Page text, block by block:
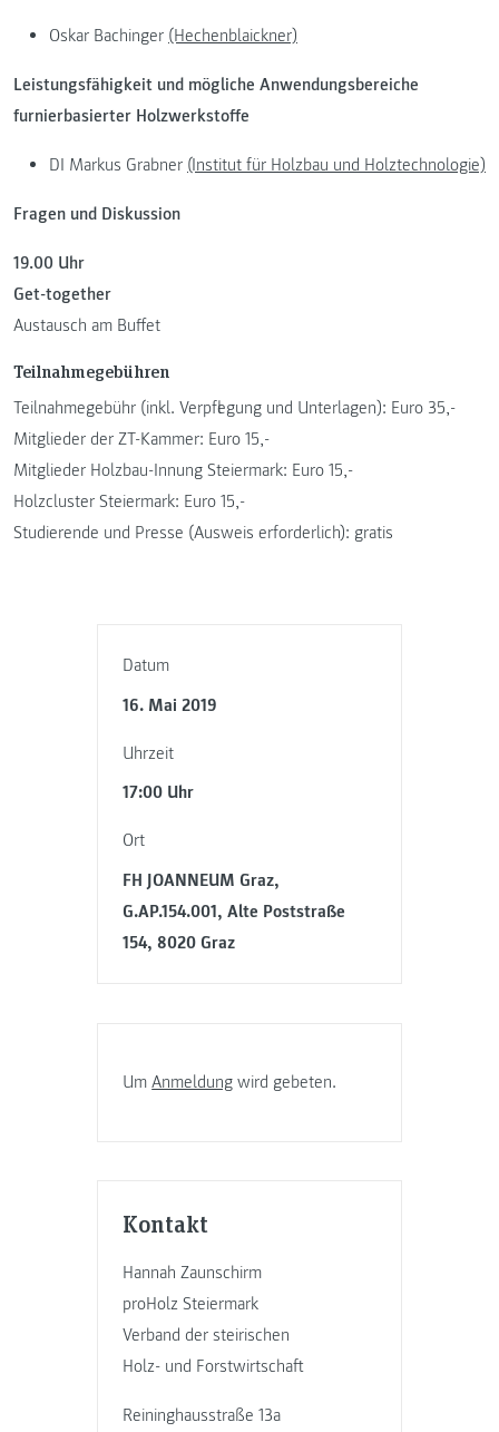
Datum
16. Mai 2019
Uhrzeit
17:00 Uhr
Ort
FH JOANNEUM Graz,
G.AP.154.001, Alte Poststraße
154, 8020 Graz
UmAnmeldung wird gebeten.
Kontakt
Hannah Zaunschirm
proHolz Steiermark
Verband der steirischen
Holz- und Forstwirtschaft
Reininghausstraße 13a
Oskar Bachinger (Hechenblaickner)
Leistungsfähigkeit und mögliche Anwendungsbereiche
furnierbasierter Holzwerkstoffe
DI Markus Grabner (Institut für Holzbau und Holztechnologie)
Fragen und Diskussion
19.00 Uhr
Get-together
Austausch am Buffet
Teilnahmegebühren
Teilnahmegebühr (inkl. Verpflegung und Unterlagen): Euro 35,-
Mitglieder der ZT-Kammer: Euro 15,-
Mitglieder Holzbau-Innung Steiermark: Euro 15,-
Holzcluster Steiermark: Euro 15,-
Studierende und Presse (Ausweis erforderlich): gratis